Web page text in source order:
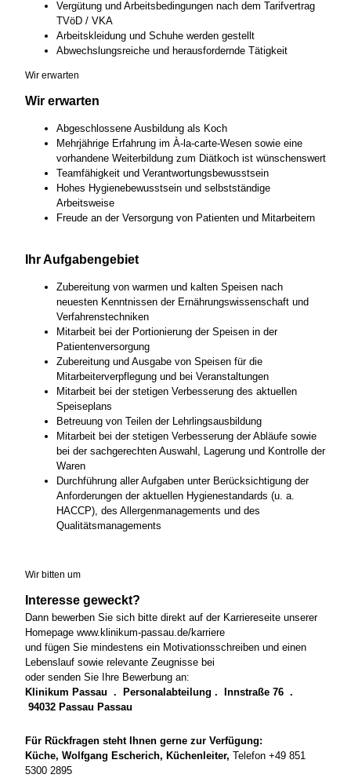
Vergütung und Arbeitsbedingungen nach dem Tarifvertrag
TVöD / VKA
Arbeitskleidung und Schuhe werden gestellt
Abwechslungsreiche und herausfordernde Tätigkeit
Wir erwarten
Wir erwarten
Abgeschlossene Ausbildung als Koch
Mehrjährige Erfahrung im À-la-carte-Wesen sowie eine
vorhandene Weiterbildung zum Diätkoch ist wünschenswert
Teamfähigkeit und Verantwortungsbewusstsein
Hohes Hygienebewusstsein und selbstständige
Arbeitsweise
Freude an der Versorgung von Patienten und Mitarbeitern
Ihr Aufgabengebiet
Zubereitung von warmen und kalten Speisen nach
neuesten Kenntnissen der Ernährungswissenschaft und
Verfahrenstechniken
Mitarbeit bei der Portionierung der Speisen in der
Patientenversorgung
Zubereitung und Ausgabe von Speisen für die
Mitarbeiterverpflegung und bei Veranstaltungen
Mitarbeit bei der stetigen Verbesserung des aktuellen
Speiseplans
Betreuung von Teilen der Lehrlingsausbildung
Mitarbeit bei der stetigen Verbesserung der Abläufe sowie
bei der sachgerechten Auswahl, Lagerung und Kontrolle der
Waren
Durchführung aller Aufgaben unter Berücksichtigung der
Anforderungen der aktuellen Hygienestandards (u. a.
HACCP), des Allergenmanagements und des
Qualitätsmanagements
Wir bitten um
Interesse geweckt?
Dann bewerben Sie sich bitte direkt auf der Karriereseite unserer
Homepage www.klinikum-passau.de/karriere
und fügen Sie mindestens ein Motivationsschreiben und einen
Lebenslauf sowie relevante Zeugnisse bei
oder senden Sie Ihre Bewerbung an:
Klinikum Passau . Personalabteilung . Innstraße 76 .
94032 Passau Passau
Für Rückfragen steht Ihnen gerne zur Verfügung:
Küche, Wolfgang Escherich, Küchenleiter, Telefon +49 851
5300 2895